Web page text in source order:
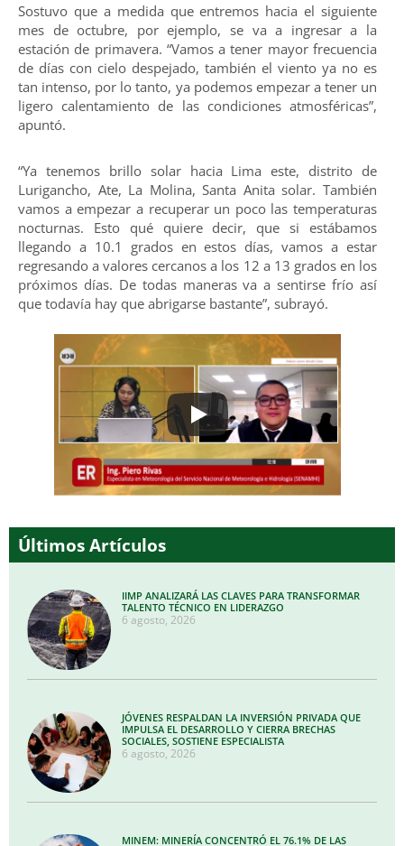
Sostuvo que a medida que entremos hacia el siguiente
mes de octubre, por ejemplo, se va a ingresar a la
estación de primavera. “Vamos a tener mayor frecuencia
de días con cielo despejado, también el viento ya no es
tan intenso, por lo tanto, ya podemos empezar a tener un
ligero calentamiento de las condiciones atmosféricas”,
apuntó.
“Ya tenemos brillo solar hacia Lima este, distrito de
Lurigancho, Ate, La Molina, Santa Anita solar. También
vamos a empezar a recuperar un poco las temperaturas
nocturnas. Esto qué quiere decir, que si estábamos
llegando a 10.1 grados en estos días, vamos a estar
regresando a valores cercanos a los 12 a 13 grados en los
próximos días. De todas maneras va a sentirse frío así
que todavía hay que abrigarse bastante”, subrayó.
Últimos Artículos
IIMP ANALIZARÁ LAS CLAVES PARA TRANSFORMAR
TALENTO TÉCNICO EN LIDERAZGO
6 agosto, 2026
JÓVENES RESPALDAN LA INVERSIÓN PRIVADA QUE
IMPULSA EL DESARROLLO Y CIERRA BRECHAS
SOCIALES, SOSTIENE ESPECIALISTA
6 agosto, 2026
MINEM: MINERÍA CONCENTRÓ EL 76.1% DE LAS